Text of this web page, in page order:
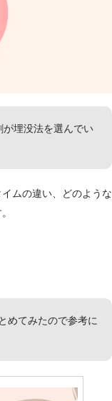
が埋没法を選んでい
ムの違い、どのような
めてみたので参考に